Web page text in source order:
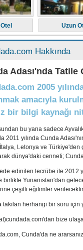
Uzun
Hakkında
Adası'nda Tatile
2005
amacıyla
bir bilgi kaynağı
bu yana sadece
2011 yılında Cunda
Letonya ve Türkiye'den
dünya'daki cenneti;
edinilen tecrübe ile 2012
birlikte Yunanistan'dan
çeşitli eğitimler
takılan herhangi bir soru
bize
Cunda'da ne